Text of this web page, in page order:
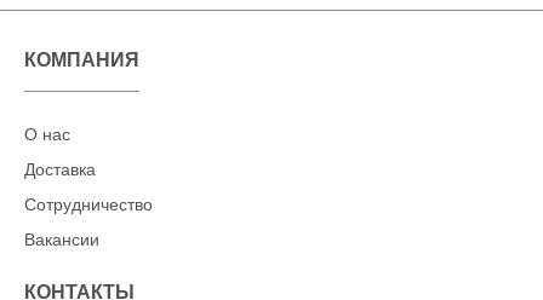
КОМПАНИЯ
О нас
Доставка
Сотрудничество
Вакансии
КОНТАКТЫ